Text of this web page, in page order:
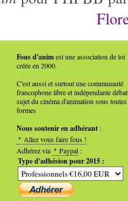
Fous d'animest une association de loi
créée en 2000.
C'est aussi et surtout une communauté
francophone libre et indépendante
sujet du cinéma d'animation sous toutes
formes
Nous soutenir en adhérant :
Allez vous faire fous !
Adhérez via
Paypal :
Type d'adhésion pour 2015 :